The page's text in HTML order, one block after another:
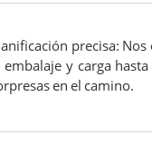
precisa:
embalaje y carga
en el camino.